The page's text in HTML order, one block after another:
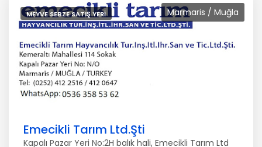
Marmaris / Muğla
MEYVE SEBZE SATIŞ YERI
Emecikli Tarım Ltd.Şti
Kapalı Pazar Yeri No:2H balık hali, Emecikli Tarım Ltd